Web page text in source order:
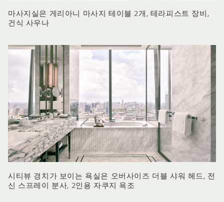
마사지실은 게리아니 마사지 테이블 2개, 테라피스트 장비,
건식 사우나
시티뷰 경치가 보이는 욕실은 오버사이즈 더블 샤워 헤드, 전
신 스프레이 분사, 2인용 자쿠지 욕조